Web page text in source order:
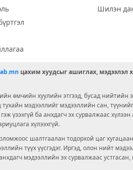
Шилэн
©
цахим хуудсыг ашиглах, мэдээлэл
өмчийн хуулийн этгээд, бусад нийтийн
мэдээллийг мэдээллийн сан,
үзэхгүй ба анхдагч эх сурвалжаас
хүлээхгүй.
шалтгаалан тодорхой цаг
түүх үүсгэдэг. Иргэд, олон нийт
мэдээллийн эх сурвалжаас